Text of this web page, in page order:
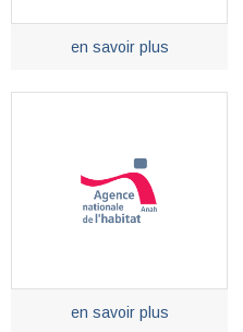
en savoir plus
en savoir plus